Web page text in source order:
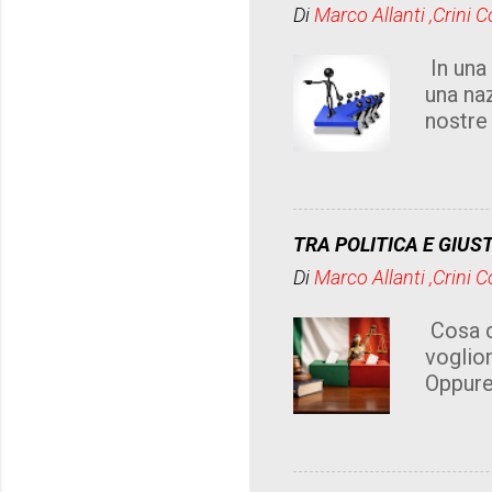
Di Marco Allanti ,Crini
In
una
ma ci
ma l'
TRA POLITICA E
Di Marco Allanti ,Crini
Cosa